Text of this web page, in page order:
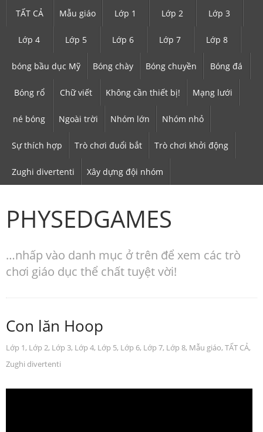
TẤT CẢ Mẫu giáo Lớp 1 Lớp 2 Lớp 3
Lớp 4 Lớp 5 Lớp 6 Lớp 7 Lớp 8
bóng bầu dục Mỹ Bóng chày Bóng chuyền Bóng đá
Bóng rổ Chữ viết Không cần thiết bị! Mạng lưới
né bóng Ngoài trời Nhóm lớn Nhóm nhỏ
Sự thích hợp Trò chơi đuổi bắt Trò chơi khởi động
Zughi divertenti Xây dựng đội nhóm
PHYSEDGAMES
…nhấp vào danh mục ở trên để xem các trò
chơi giáo dục thể chất tuyệt vời!
Con lăn Hoop
Lớp 1, Lớp 2, Lớp 3, Lớp 4, Lớp 5, Lớp 6, Lớp 7, Lớp 8, Mẫu giáo, TẤT CẢ,
Zughi divertenti